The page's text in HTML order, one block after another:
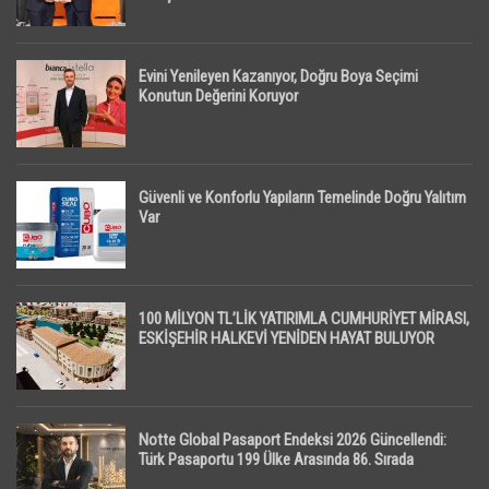
Evini Yenileyen Kazanıyor, Doğru Boya Seçimi
Konutun Değerini Koruyor
Güvenli ve Konforlu Yapıların Temelinde Doğru Yalıtım
Var
100 MİLYON TL’LİK YATIRIMLA CUMHURİYET MİRASI,
ESKİŞEHİR HALKEVİ YENİDEN HAYAT BULUYOR
Notte Global Pasaport Endeksi 2026 Güncellendi:
Türk Pasaportu 199 Ülke Arasında 86. Sırada